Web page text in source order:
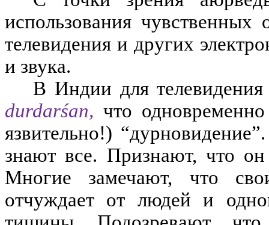
использования
телевидения и других
и звука.
В Индии для телевидения
durdarśan, что
язвительно!)
знают все. Признают, что
Многие замечают, что
отчуждает от людей и